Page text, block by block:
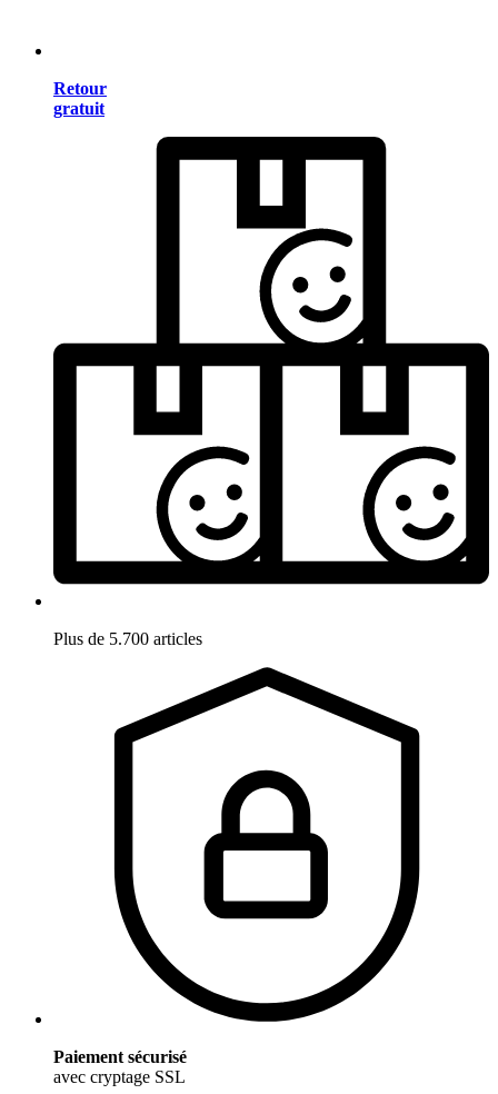
Retour
gratuit
Plus de 5.700 articles
Paiement sécurisé
avec cryptage SSL